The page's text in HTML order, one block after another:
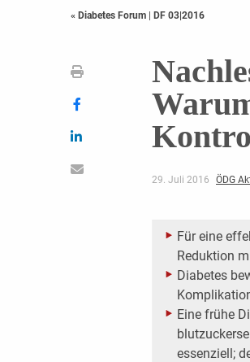
« Diabetes Forum | DF 03|2016
29. Juli 2016 ÖDG
Für eine
Reduktion
Diabetes
Eine frühe
essenziell;